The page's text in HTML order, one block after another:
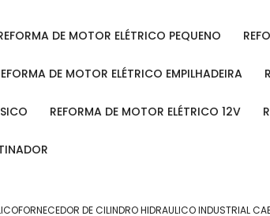
REFORMA DE MOTOR ELÉTRICO PEQUENO
REFORMA DE MOTOR ELÉTRICO EMPILHADEIRA
REFORMA DE MOTOR ELÉTRICO 12V
FORNECEDOR DE CILINDRO HIDRAULICO INDUSTRIAL